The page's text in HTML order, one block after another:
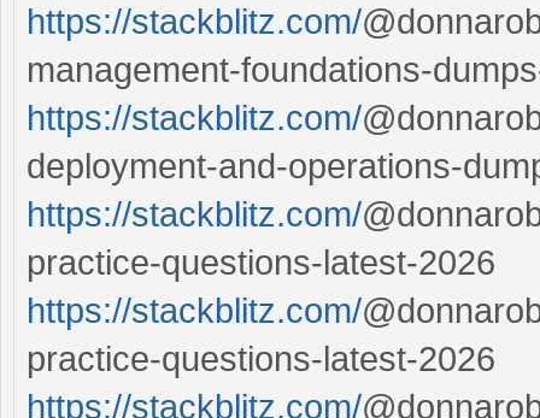
https://stackblitz.com/
management-foundations-
https://stackblitz.com/
deployment-and-operations-
https://stackblitz.com/
practice-questions-latest-2026
https://stackblitz.com/
practice-questions-latest-2026
https://stackblitz.com/